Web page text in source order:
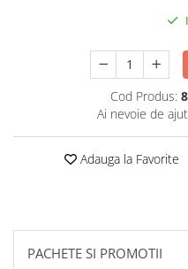
Servetele UmedeCod Produs:
Ai nevoie de
Adauga la Favorite
PACHETE SI PROMOTII